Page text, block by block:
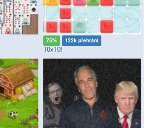
75% 122k přehrání
10x10!